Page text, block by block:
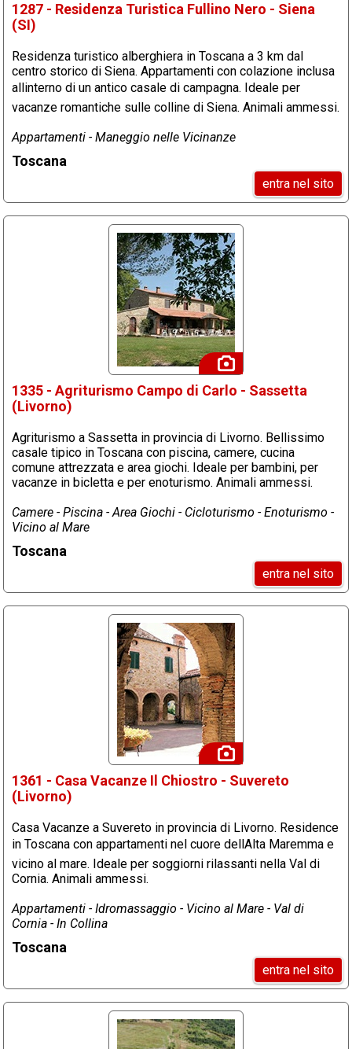
1287 - Residenza Turistica Fullino Nero - Siena
(SI)
Residenza turistico alberghiera in Toscana a 3 km dal
centro storico di Siena. Appartamenti con colazione inclusa
allinterno di un antico casale di campagna. Ideale per
vacanze romantiche sulle colline di Siena. Animali ammessi.
Appartamenti - Maneggio nelle Vicinanze
Toscana
entra nel sito
1335 - Agriturismo Campo di Carlo - Sassetta
(Livorno)
Agriturismo a Sassetta in provincia di Livorno. Bellissimo
casale tipico in Toscana con piscina, camere, cucina
comune attrezzata e area giochi. Ideale per bambini, per
vacanze in bicletta e per enoturismo. Animali ammessi.
Camere - Piscina - Area Giochi - Cicloturismo - Enoturismo -
Vicino al Mare
Toscana
entra nel sito
1361 - Casa Vacanze Il Chiostro - Suvereto
(Livorno)
Casa Vacanze a Suvereto in provincia di Livorno. Residence
in Toscana con appartamenti nel cuore dellAlta Maremma e
vicino al mare. Ideale per soggiorni rilassanti nella Val di
Cornia. Animali ammessi.
Appartamenti - Idromassaggio - Vicino al Mare - Val di
Cornia - In Collina
Toscana
entra nel sito